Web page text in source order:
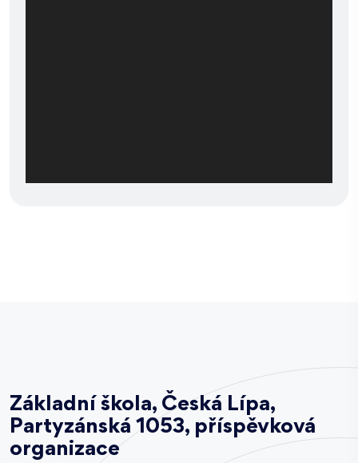
Základní škola, Česká Lípa,
Partyzánská 1053, příspěvková
organizace